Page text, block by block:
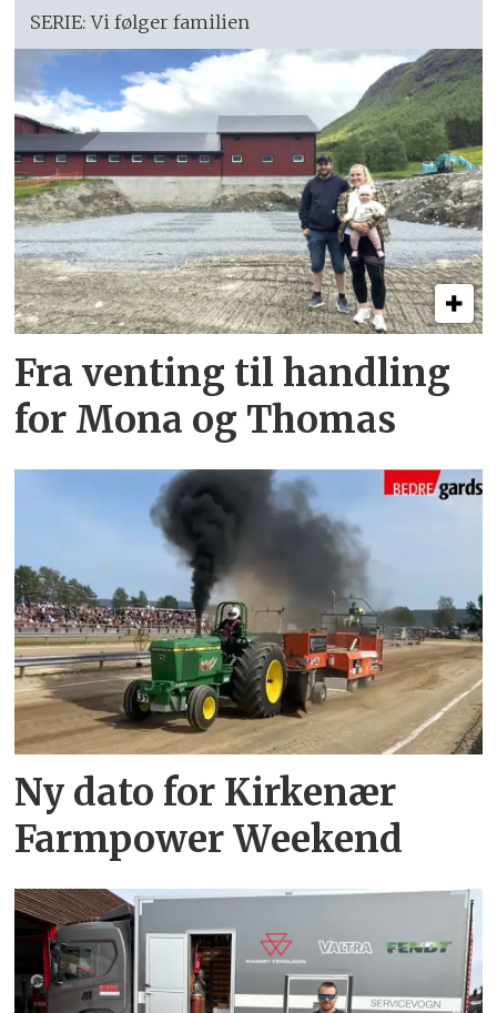
SERIE: Vi følger familien
Fra venting til handling
for Mona og Thomas
Ny dato for Kirkenær
Farmpower Weekend